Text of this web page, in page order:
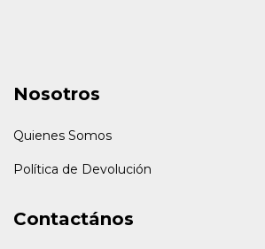
Nosotros
Quienes Somos
Política de Devolución
Contactános